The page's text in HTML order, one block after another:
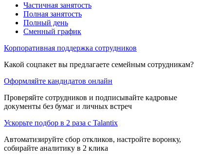
Частичная занятость
Полная занятость
Полный день
Сменный график
Корпоративная поддержка сотрудников
Какой соцпакет вы предлагаете семейным сотрудникам?
Оформляйте кандидатов онлайн
Проверяйте сотрудников и подписывайте кадровые
документы без бумаг и личных встреч
Ускорьте подбор в 2 раза с Talantix
Автоматизируйте сбор откликов, настройте воронку,
собирайте аналитику в 2 клика